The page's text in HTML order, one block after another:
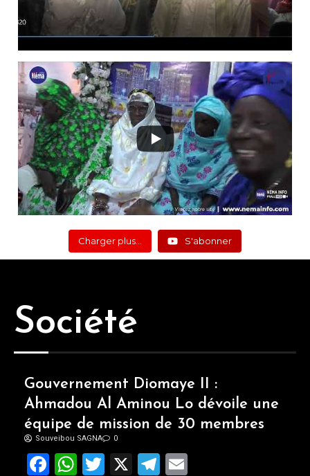
Charger plus… S'abonner
Société
Gouvernement Diomaye II :
Ahmadou Al Aminou Lo dévoile une
équipe de mission de 30 membres
Souveibou SAGNA 0
Facebook
WhatsApp
Twitter
X Telegram